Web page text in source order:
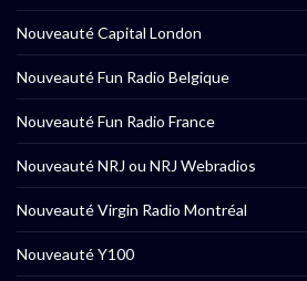
Nouveauté Capital London
Nouveauté Fun Radio Belgique
Nouveauté Fun Radio France
Nouveauté NRJ ou NRJ Webradios
Nouveauté Virgin Radio Montréal
Nouveauté Y100